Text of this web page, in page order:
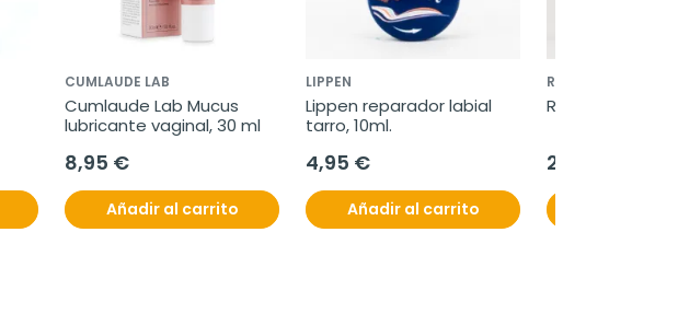
CUMLAUDE LAB
Cumlaude Lab Mucus
lubricante vaginal, 30 ml
8,95 €
Añadir al carrito
LIPPEN
Lippen reparador labial
tarro, 10ml.
4,95 €
Añadir al carrito
ROSACURE
Rosacure
28,50 €